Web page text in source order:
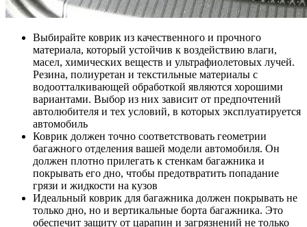
Выбирайте коврик из качественного и прочного
материала, который устойчив к воздействию влаги,
масел, химических веществ и ультрафиолетовых лучей.
Резина, полиуретан и текстильные материалы с
водоотталкивающей обработкой являются хорошими
вариантами. Выбор из них зависит от предпочтений
автолюбителя и тех условий, в которых эксплуатируется
автомобиль
Коврик должен точно соответствовать геометрии
багажного отделения вашей модели автомобиля. Он
должен плотно прилегать к стенкам багажника и
покрывать его дно, чтобы предотвратить попадание
грязи и жидкости на кузов
Идеальный коврик для багажника должен покрывать не
только дно, но и вертикальные борта багажника. Это
обеспечит защиту от царапин и загрязнений не только